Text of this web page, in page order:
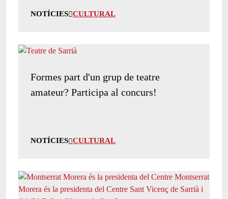
NOTÍCIES CULTURAL
Formes part d'un grup de teatre
amateur? Participa al concurs!
NOTÍCIES CULTURAL